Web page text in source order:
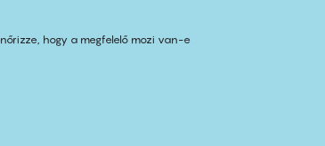
hogy a megfelelő mozi van-e